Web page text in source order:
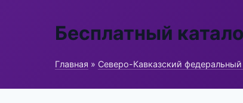
Бесплатный
Главная » Северо-Кавказский федеральный